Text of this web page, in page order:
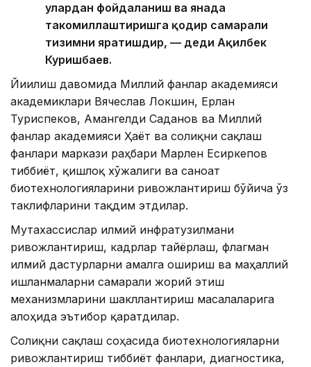
улардан фойдаланиш ва янада
такомиллаштиришга қодир самарали
тизимни яратишдир, — деди Ақилбек
Куришбаев.
Йиғилиш давомида Миллий фанлар академияси
академиклари Вячеслав Локшин, Ерлан
Туриспеков, Амангелди Саданов ва Миллий
фанлар академияси Ҳаёт ва соғлиқни сақлаш
фанлари маркази раҳбари Марлен Есиркепов
тиббиёт, қишлоқ хўжалиги ва саноат
биотехнологияларини ривожлантириш бўйича ўз
таклифларини тақдим этдилар.
Мутахассислар илмий инфратузилмани
ривожлантириш, кадрлар тайёрлаш, флагман
илмий дастурларни амалга ошириш ва маҳаллий
ишланмаларни самарали жорий этиш
механизмларини шакллантириш масалаларига
алоҳида эътибор қаратдилар.
Соғлиқни сақлаш соҳасида биотехнологияларни
ривожлантириш тиббиёт фанлари, диагностика,